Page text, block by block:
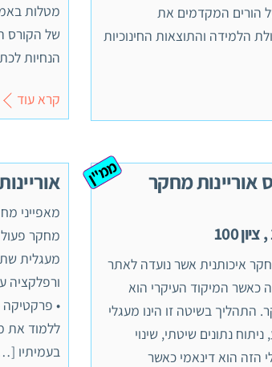
הורים המקדמים את
הלמידה והתוצאות החינוכיות
מטלות
של הקורס
הנחיות
קרא עוד
אוריינות מחקר
ממ"ן
איכותנית אשר נועדה לאתר
כאשר המיקוד העיקרי הוא
התהליך בשיטה זו הינו מעגלי
נתונים שיטתי, שינוי
הזה הוא דינאמי כאשר
מאפייני
מחקר
מעגלית
ורפלקציה
•
ללמוד את
בעמיתיו